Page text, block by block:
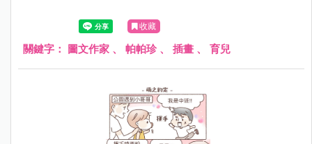
收藏
關鍵字： 圖文作家 、 帕帕珍、 插畫 、 育兒